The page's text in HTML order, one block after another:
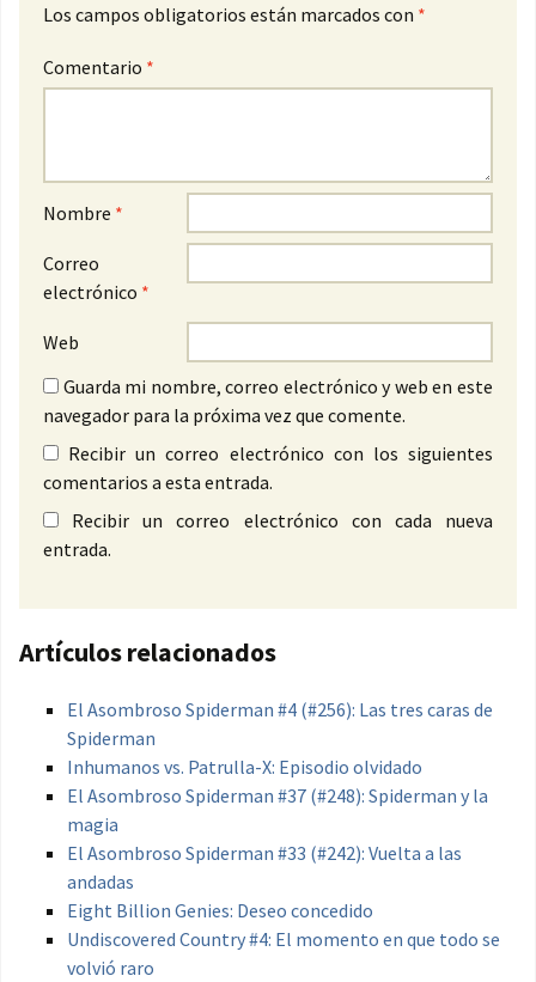
Los campos obligatorios están marcados con *
Comentario *
Nombre *
Correo
electrónico *
Web
Guarda mi nombre, correo electrónico y web en este
navegador para la próxima vez que comente.
Recibir un correo electrónico con los siguientes
comentarios a esta entrada.
Recibir un correo electrónico con cada nueva
entrada.
Artículos relacionados
El Asombroso Spiderman #4 (#256): Las tres caras de
Spiderman
Inhumanos vs. Patrulla-X: Episodio olvidado
El Asombroso Spiderman #37 (#248): Spiderman y la
magia
El Asombroso Spiderman #33 (#242): Vuelta a las
andadas
Eight Billion Genies: Deseo concedido
Undiscovered Country #4: El momento en que todo se
volvió raro